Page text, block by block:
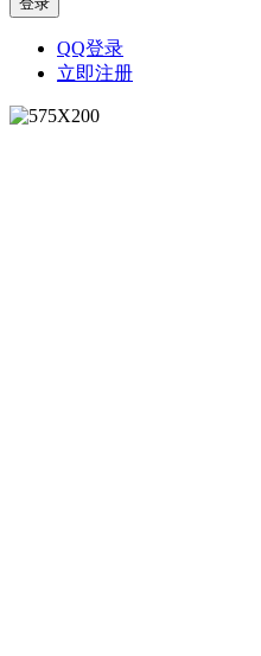
QQ登录
立即注册